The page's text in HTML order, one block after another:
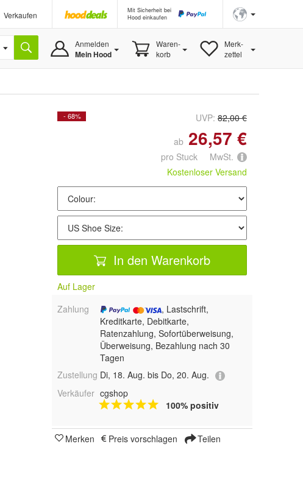
Verkaufen
Mit Sicherheit bei
Hood einkaufen
Anmelden
Mein Hood
Waren-
korb
Merk-
zettel
- 68% UVP: 82,00 €
ab 26,57 €
pro Stuck MwSt.
Kostenloser Versand
In den Warenkorb
Auf Lager
Zahlung
, Lastschrift,
Kreditkarte, Debitkarte,
Ratenzahlung, Sofortüberweisung,
Überweisung, Bezahlung nach 30
Tagen
Zustellung Di, 18. Aug. bis Do, 20. Aug.
Verkäufer cgshop
100% positiv
Merken Preis vorschlagen Teilen